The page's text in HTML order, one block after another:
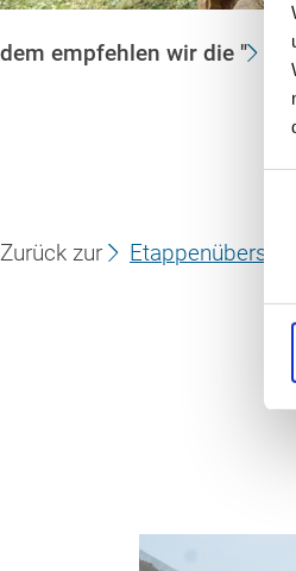
dem empfehlen wir die "
Zurück zur